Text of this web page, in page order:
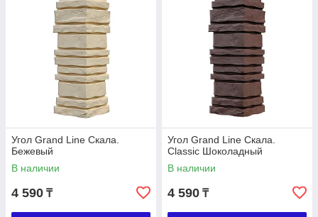
Угол Grand Line Скала.
Бежевый
В наличии
4 590 ₸
Угол Grand Line Скала.
Classic Шоколадный
В наличии
4 590 ₸